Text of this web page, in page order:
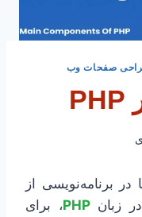
صفحات وب
برنامه‌نویسی از
زبانPHP، برای